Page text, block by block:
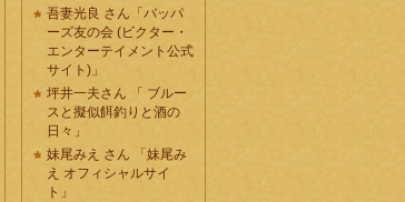
吾妻光良 さん「バッパ
ーズ友の会 (ビクター・
エンターテイメント公式
サイト)」
坪井一夫さん 「 ブルー
スと擬似餌釣りと酒の
日々」
妹尾みえ さん 「妹尾み
え オフィシャルサイ
ト」